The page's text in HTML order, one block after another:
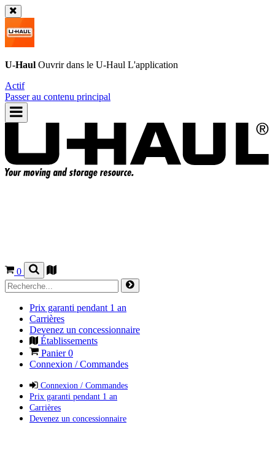
U-Haul Ouvrir dans le U-Haul L'application
Actif
Passer au contenu principal
0
Prix garanti pendant 1 an
Carrières
Devenez un concessionnaire
Établissements
Panier0
Connexion / Commandes
Connexion / Commandes
Prix garanti pendant 1 an
Carrières
Devenez un concessionnaire